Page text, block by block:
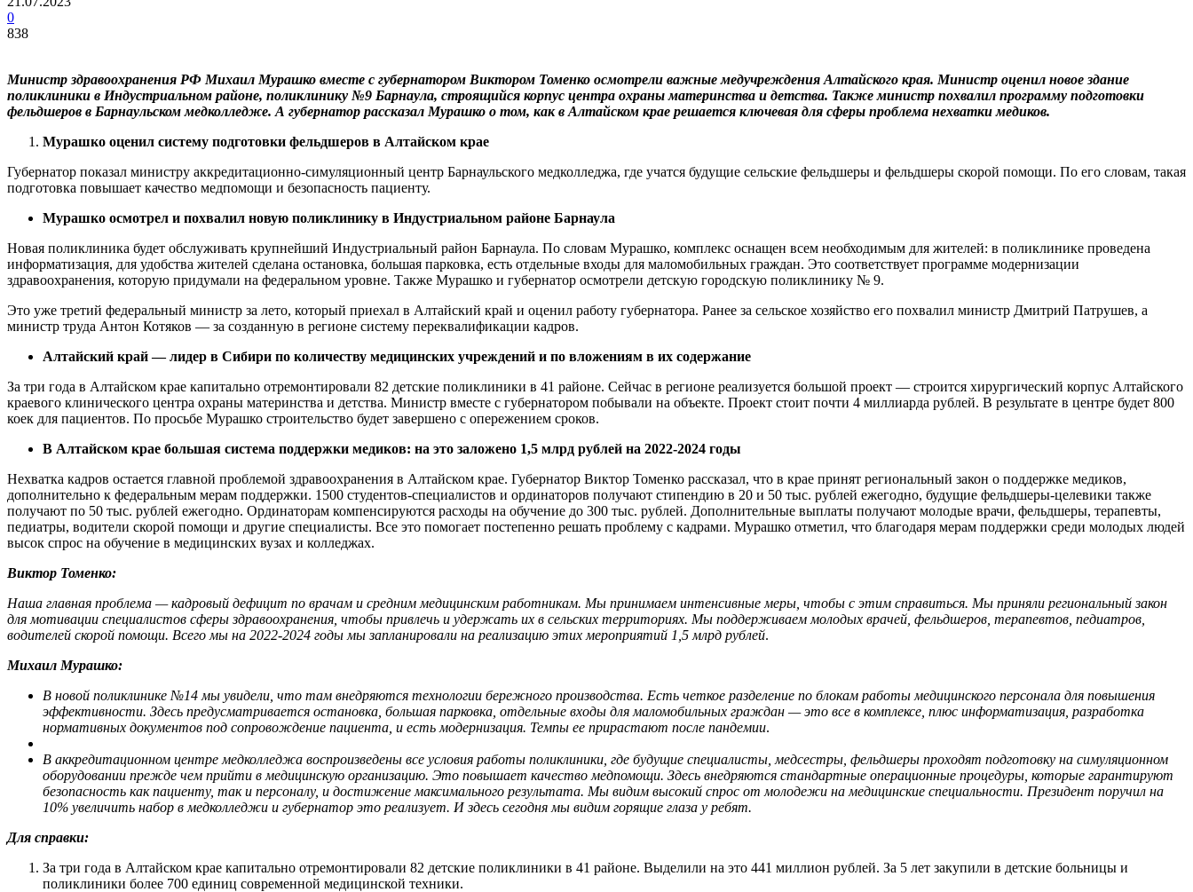
0
838
Министр здравоохранения РФ Михаил Мурашко вместе с губернатором Виктором Томенко осмотрели важные медучреждения Алтайского края. Министр оценил новое здание
поликлиники в Индустриальном районе, поликлинику №9 Барнаула, строящийся корпус центра охраны материнства и детства. Также министр похвалил программу подготовки
фельдшеров в Барнаульском медколледже. А губернатор рассказал Мурашко о том, как в Алтайском крае решается ключевая для сферы проблема нехватки медиков.
Мурашко оценил систему подготовки фельдшеров в Алтайском крае
Губернатор показал министру аккредитационно-симуляционный центр Барнаульского медколледжа, где учатся будущие сельские фельдшеры и фельдшеры скорой помощи. По его словам, такая
подготовка повышает качество медпомощи и безопасность пациенту.
Мурашко осмотрел и похвалил новую поликлинику в Индустриальном районе Барнаула
Новая поликлиника будет обслуживать крупнейший Индустриальный район Барнаула. По словам Мурашко, комплекс оснащен всем необходимым для жителей: в поликлинике проведена
информатизация, для удобства жителей сделана остановка, большая парковка, есть отдельные входы для маломобильных граждан. Это соответствует программе модернизации
здравоохранения, которую придумали на федеральном уровне. Также Мурашко и губернатор осмотрели детскую городскую поликлинику № 9.
Это уже третий федеральный министр за лето, который приехал в Алтайский край и оценил работу губернатора. Ранее за сельское хозяйство его похвалил министр Дмитрий Патрушев, а
министр труда Антон Котяков — за созданную в регионе систему переквалификации кадров.
Алтайский край — лидер в Сибири по количеству медицинских учреждений и по вложениям в их содержание
За три года в Алтайском крае капитально отремонтировали 82 детские поликлиники в 41 районе. Сейчас в регионе реализуется большой проект — строится хирургический корпус Алтайского
краевого клинического центра охраны материнства и детства. Министр вместе с губернатором побывали на объекте. Проект стоит почти 4 миллиарда рублей. В результате в центре будет 800
коек для пациентов. По просьбе Мурашко строительство будет завершено с опережением сроков.
В Алтайском крае большая система поддержки медиков: на это заложено 1,5 млрд рублей на 2022-2024 годы
Нехватка кадров остается главной проблемой здравоохранения в Алтайском крае. Губернатор Виктор Томенко рассказал, что в крае принят региональный закон о поддержке медиков,
дополнительно к федеральным мерам поддержки. 1500 студентов-специалистов и ординаторов получают стипендию в 20 и 50 тыс. рублей ежегодно, будущие фельдшеры-целевики также
получают по 50 тыс. рублей ежегодно. Ординаторам компенсируются расходы на обучение до 300 тыс. рублей. Дополнительные выплаты получают молодые врачи, фельдшеры, терапевты,
педиатры, водители скорой помощи и другие специалисты. Все это помогает постепенно решать проблему с кадрами. Мурашко отметил, что благодаря мерам поддержки среди молодых людей
высок спрос на обучение в медицинских вузах и колледжах.
Виктор Томенко:
Наша главная проблема — кадровый дефицит по врачам и средним медицинским работникам. Мы принимаем интенсивные меры, чтобы с этим справиться. Мы приняли региональный закон
для мотивации специалистов сферы здравоохранения, чтобы привлечь и удержать их в сельских территориях. Мы поддерживаем молодых врачей, фельдшеров, терапевтов, педиатров,
водителей скорой помощи. Всего мы на 2022-2024 годы мы запланировали на реализацию этих мероприятий 1,5 млрд рублей.
Михаил Мурашко:
В новой поликлинике №14 мы увидели, что там внедряются технологии бережного производства. Есть четкое разделение по блокам работы медицинского персонала для повышения
эффективности. Здесь предусматривается остановка, большая парковка, отдельные входы для маломобильных граждан — это все в комплексе, плюс информатизация, разработка
нормативных документов под сопровождение пациента, и есть модернизация. Темпы ее прирастают после пандемии.
В аккредитационном центре медколледжа воспроизведены все условия работы поликлиники, где будущие специалисты, медсестры, фельдшеры проходят подготовку на симуляционном
оборудовании прежде чем прийти в медицинскую организацию. Это повышает качество медпомощи. Здесь внедряются стандартные операционные процедуры, которые гарантируют
безопасность как пациенту, так и персоналу, и достижение максимального результата. Мы видим высокий спрос от молодежи на медицинские специальности. Президент поручил на
10% увеличить набор в медколледжи и губернатор это реализует. И здесь сегодня мы видим горящие глаза у ребят.
Для справки:
За три года в Алтайском крае капитально отремонтировали 82 детские поликлиники в 41 районе. Выделили на это 441 миллион рублей. За 5 лет закупили в детские больницы и
поликлиники более 700 единиц современной медицинской техники.